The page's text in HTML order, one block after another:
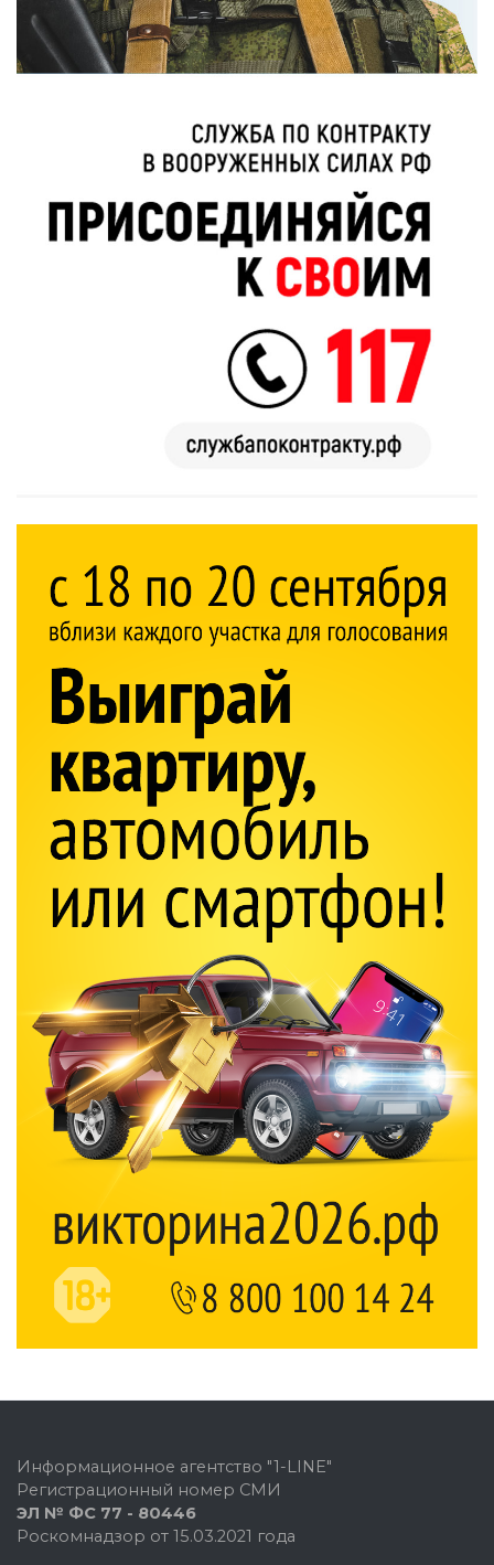
Информационное агентство "1-LINE"
Регистрационный номер СМИ
ЭЛ № ФС 77 - 80446
Роскомнадзор от 15.03.2021 года